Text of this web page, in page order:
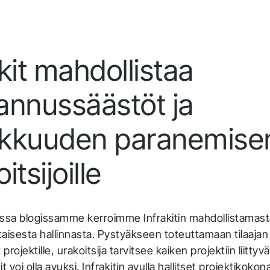
mahdollistaa
ja
blogissamme kerroimme Infrakitin
hallinnasta. Pystyäkseen toteuttamaan tilaajan
urakoitsija tarvitsee kaiken projektiin
voi olla avuksi. Infrakitin avulla hallitset